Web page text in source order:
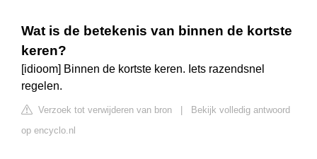
Wat is de betekenis van binnen de kortste
keren?
[idioom] Binnen de kortste keren. Iets razendsnel
regelen.
Verzoek tot verwijderen van bron | Bekijk volledig antwoord
op encyclo.nl